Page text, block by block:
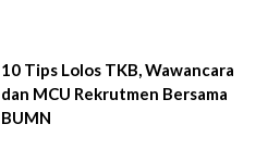
10 Tips Lolos TKB, Wawancara
dan MCU Rekrutmen Bersama
BUMN